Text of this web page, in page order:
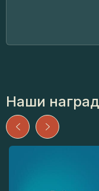
Наши